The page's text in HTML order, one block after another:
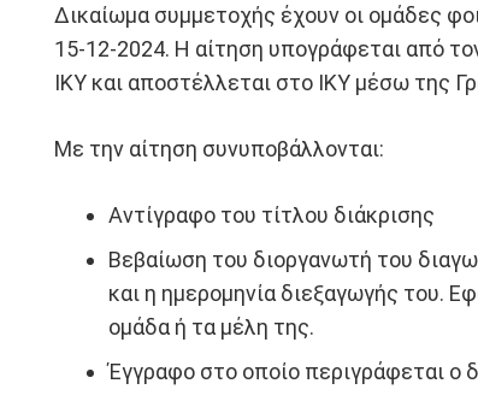
Δικαίωμα συμμετοχής έχουν οι ομάδες
15-12-2024. Η αίτηση υπογράφεται από
ΙΚΥ και αποστέλλεται στο ΙΚΥ μέσω της
Με την αίτηση συνυποβάλλονται:
Αντίγραφο του τίτλου διάκρισης
Βεβαίωση του διοργανωτή του
και η ημερομηνία διεξαγωγής του.
ομάδα ή τα μέλη της.
Έγγραφο στο οποίο περιγράφεται ο